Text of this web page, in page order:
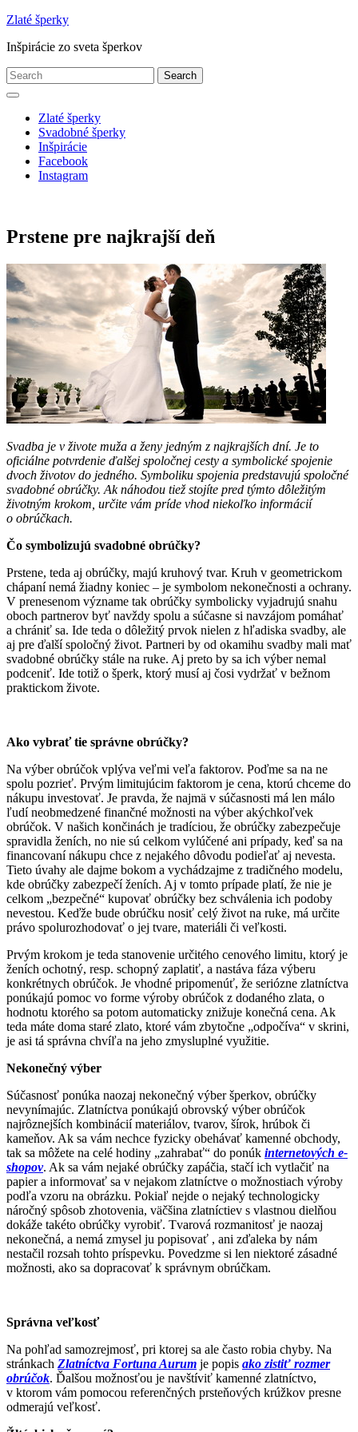
Skip
content
Zlaté šperky
Inšpirácie zo sveta šperkov
Search
for:
Open
ButtonZlaté šperky
Svadobné šperky
Inšpirácie
Facebook
Instagram
Prstene pre najkrajší deň
Svadba je v živote muža a ženy jedným z najkrajších dní. Je to
oficiálne potvrdenie ďalšej spoločnej cesty a symbolické spojenie
dvoch životov do jedného. Symboliku spojenia predstavujú spoločné
svadobné obrúčky. Ak náhodou tiež stojíte pred týmto dôležitým
životným krokom, určite vám príde vhod niekoľko informácií
o obrúčkach.
Čo symbolizujú svadobné obrúčky?
Prstene, teda aj obrúčky, majú kruhový tvar. Kruh v geometrickom
chápaní nemá žiadny koniec – je symbolom nekonečnosti a ochrany.
V prenesenom význame tak obrúčky symbolicky vyjadrujú snahu
oboch partnerov byť navždy spolu a súčasne si navzájom pomáhať
a chrániť sa. Ide teda o dôležitý prvok nielen z hľadiska svadby, ale
aj pre ďalší spoločný život. Partneri by od okamihu svadby mali mať
svadobné obrúčky stále na ruke. Aj preto by sa ich výber nemal
podceniť. Ide totiž o šperk, ktorý musí aj čosi vydržať v bežnom
praktickom živote.
Ako vybrať tie správne obrúčky?
Na výber obrúčok vplýva veľmi veľa faktorov. Poďme sa na ne
spolu pozrieť. Prvým limitujúcim faktorom je cena, ktorú chceme do
nákupu investovať. Je pravda, že najmä v súčasnosti má len málo
ľudí neobmedzené finančné možnosti na výber akýchkoľvek
obrúčok. V našich končinách je tradíciou, že obrúčky zabezpečuje
spravidla ženích, no nie sú celkom vylúčené ani prípady, keď sa na
financovaní nákupu chce z nejakého dôvodu podieľať aj nevesta.
Tieto úvahy ale dajme bokom a vychádzajme z tradičného modelu,
kde obrúčky zabezpečí ženích. Aj v tomto prípade platí, že nie je
celkom „bezpečné“ kupovať obrúčky bez schválenia ich podoby
nevestou. Keďže bude obrúčku nosiť celý život na ruke, má určite
právo spolurozhodovať o jej tvare, materiáli či veľkosti.
Prvým krokom je teda stanovenie určitého cenového limitu, ktorý je
ženích ochotný, resp. schopný zaplatiť, a nastáva fáza výberu
konkrétnych obrúčok. Je vhodné pripomenúť, že seriózne zlatníctva
ponúkajú pomoc vo forme výroby obrúčok z dodaného zlata, o
hodnotu ktorého sa potom automaticky znižuje konečná cena. Ak
teda máte doma staré zlato, ktoré vám zbytočne „odpočíva“ v skrini,
je asi tá správna chvíľa na jeho zmysluplné využitie.
Nekonečný výber
Súčasnosť ponúka naozaj nekonečný výber šperkov, obrúčky
nevynímajúc. Zlatníctva ponúkajú obrovský výber obrúčok
najrôznejších kombinácií materiálov, tvarov, šírok, hrúbok či
kameňov. Ak sa vám nechce fyzicky obehávať kamenné obchody,
tak sa môžete na celé hodiny „zahrabať“ do ponúk internetových e-
shopov. Ak sa vám nejaké obrúčky zapáčia, stačí ich vytlačiť na
papier a informovať sa v nejakom zlatníctve o možnostiach výroby
podľa vzoru na obrázku. Pokiaľ nejde o nejaký technologicky
náročný spôsob zhotovenia, väčšina zlatníctiev s vlastnou dielňou
dokáže takéto obrúčky vyrobiť. Tvarová rozmanitosť je naozaj
nekonečná, a nemá zmysel ju popisovať , ani zďaleka by nám
nestačil rozsah tohto príspevku. Povedzme si len niektoré zásadné
možnosti, ako sa dopracovať k správnym obrúčkam.
Správna veľkosť
Na pohľad samozrejmosť, pri ktorej sa ale často robia chyby. Na
stránkach Zlatníctva Fortuna Aurum je popis ako zistiť rozmer
obrúčok. Ďalšou možnosťou je navštíviť kamenné zlatníctvo,
v ktorom vám pomocou referenčných prsteňových krúžkov presne
odmerajú veľkosť.